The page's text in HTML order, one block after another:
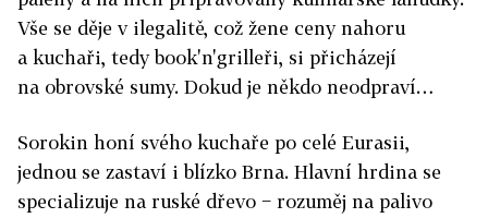
Vše se děje v ilegalitě, což žene ceny nahoru
a kuchaři, tedy book'n'grilleři, si přicházejí
na obrovské sumy. Dokud je někdo neodpraví…
Sorokin honí svého kuchaře po celé Eurasii,
jednou se zastaví i blízko Brna. Hlavní hrdina se
specializuje na ruské dřevo − rozuměj na palivo